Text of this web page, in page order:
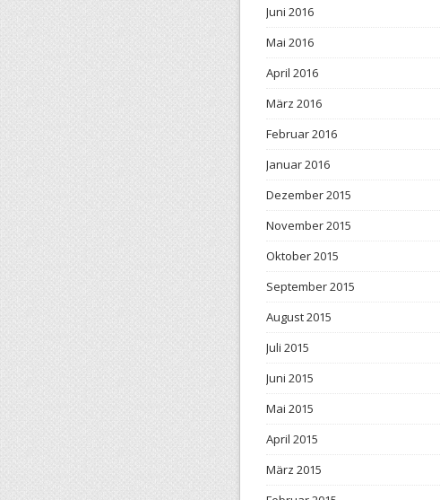
Juni 2016
Mai 2016
April 2016
März 2016
Februar 2016
Januar 2016
Dezember 2015
November 2015
Oktober 2015
September 2015
August 2015
Juli 2015
Juni 2015
Mai 2015
April 2015
März 2015